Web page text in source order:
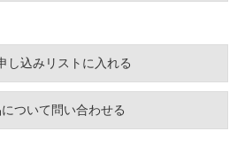
ついて問い合わせる